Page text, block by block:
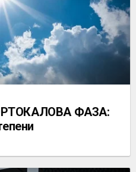
ФАЗА: